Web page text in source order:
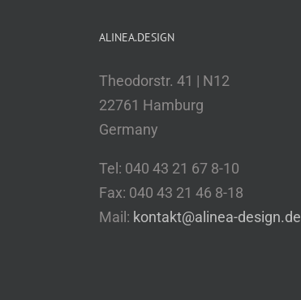
ALINEA.DESIGN
Theodorstr. 41 | N12
22761 Hamburg
Germany
Tel: 040 43 21 67 8-10
Fax: 040 43 21 46 8-18
Mail: kontakt@alinea-design.de